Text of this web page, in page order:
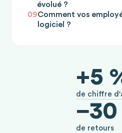
évolué ?
09Comment vos
logiciel ?
+5
de chiffre
−30
de retours